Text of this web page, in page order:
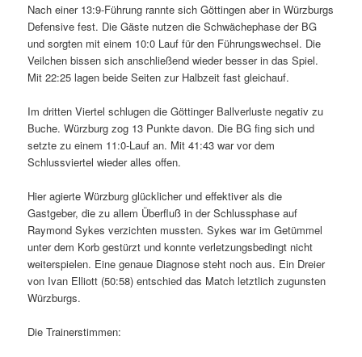
Nach einer 13:9-Führung rannte sich Göttingen aber in Würzburgs
Defensive fest. Die Gäste nutzen die Schwächephase der BG
und sorgten mit einem 10:0 Lauf für den Führungswechsel. Die
Veilchen bissen sich anschließend wieder besser in das Spiel.
Mit 22:25 lagen beide Seiten zur Halbzeit fast gleichauf.
Im dritten Viertel schlugen die Göttinger Ballverluste negativ zu
Buche. Würzburg zog 13 Punkte davon. Die BG fing sich und
setzte zu einem 11:0-Lauf an. Mit 41:43 war vor dem
Schlussviertel wieder alles offen.
Hier agierte Würzburg glücklicher und effektiver als die
Gastgeber, die zu allem Überfluß in der Schlussphase auf
Raymond Sykes verzichten mussten. Sykes war im Getümmel
unter dem Korb gestürzt und konnte verletzungsbedingt nicht
weiterspielen. Eine genaue Diagnose steht noch aus. Ein Dreier
von Ivan Elliott (50:58) entschied das Match letztlich zugunsten
Würzburgs.
Die Trainerstimmen: